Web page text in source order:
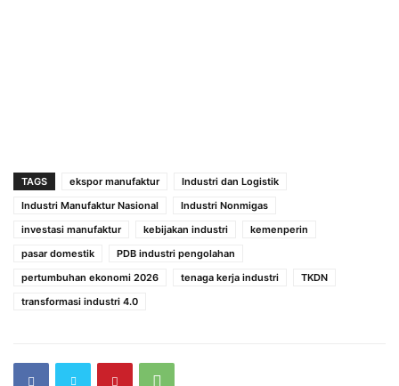
TAGS ekspor manufaktur
Industri dan Logistik
Industri Manufaktur Nasional
Industri Nonmigas
investasi manufaktur
kebijakan industri
kemenperin
pasar domestik
PDB industri pengolahan
pertumbuhan ekonomi 2026
tenaga kerja industri
TKDN
transformasi industri 4.0